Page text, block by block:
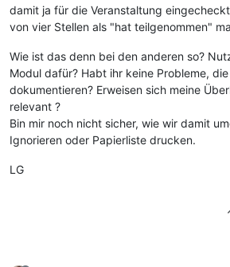
damit ja für die Veranstaltung
von vier Stellen als "hat teilgenommen"
Wie ist das denn bei den anderen so?
Modul dafür? Habt ihr keine Probleme,
dokumentieren? Erweisen sich meine
relevant ?
Bin mir noch nicht sicher, wie wir damit
Ignorieren oder Papierliste drucken.
LG